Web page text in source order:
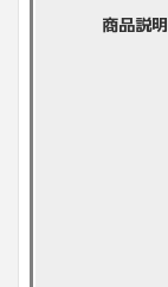
商品説明